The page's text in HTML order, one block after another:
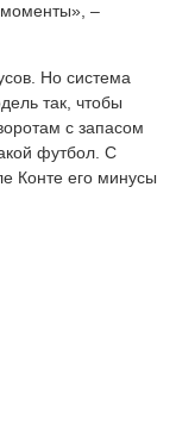
моменты», –
Но система
так, чтобы
с запасом
футбол. С
Конте его минусы